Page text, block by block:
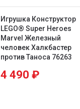
Игрушка Конструктор
LEGO® Super Heroes
Marvel Железный
человек Халкбастер
против Таноса 76263
4 490 ₽